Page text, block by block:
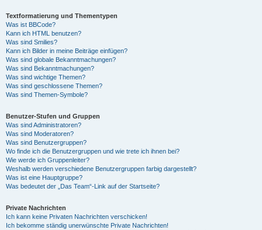
Textformatierung und Thementypen
Was ist BBCode?
Kann ich HTML benutzen?
Was sind Smilies?
Kann ich Bilder in meine Beiträge einfügen?
Was sind globale Bekanntmachungen?
Was sind Bekanntmachungen?
Was sind wichtige Themen?
Was sind geschlossene Themen?
Was sind Themen-Symbole?
Benutzer-Stufen und Gruppen
Was sind Administratoren?
Was sind Moderatoren?
Was sind Benutzergruppen?
Wo finde ich die Benutzergruppen und wie trete ich ihnen bei?
Wie werde ich Gruppenleiter?
Weshalb werden verschiedene Benutzergruppen farbig dargestellt?
Was ist eine Hauptgruppe?
Was bedeutet der „Das Team“-Link auf der Startseite?
Private Nachrichten
Ich kann keine Privaten Nachrichten verschicken!
Ich bekomme ständig unerwünschte Private Nachrichten!